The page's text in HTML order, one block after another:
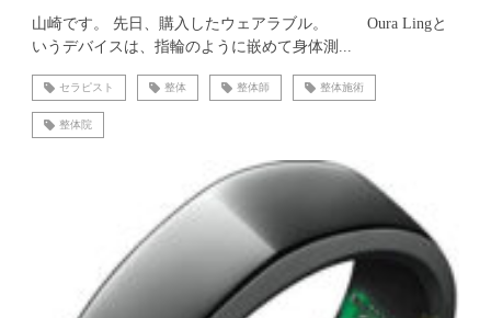
山崎です。 先日、購入したウェアラブル。 Oura Lingと
いうデバイスは、指輪のように嵌めて身体測...
セラピスト 整体 整体師 整体施術
整体院